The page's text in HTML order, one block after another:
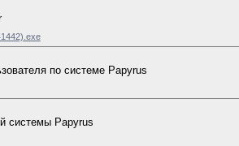
по системе Papyrus
системы Papyrus